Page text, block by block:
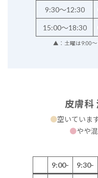
9:30～12:30
15:00～18:30
▲：土曜は9:00～
皮膚科
●空いていま
●やや
9:00- 9:30-